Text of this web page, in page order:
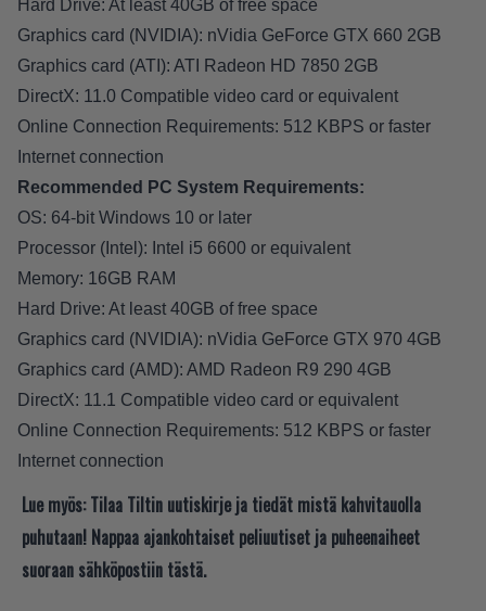
Hard Drive: At least 40GB of free space
Graphics card (NVIDIA): nVidia GeForce GTX 660 2GB
Graphics card (ATI): ATI Radeon HD 7850 2GB
DirectX: 11.0 Compatible video card or equivalent
Online Connection Requirements: 512 KBPS or faster
Internet connection
Recommended PC System Requirements:
OS: 64-bit Windows 10 or later
Processor (Intel): Intel i5 6600 or equivalent
Memory: 16GB RAM
Hard Drive: At least 40GB of free space
Graphics card (NVIDIA): nVidia GeForce GTX 970 4GB
Graphics card (AMD): AMD Radeon R9 290 4GB
DirectX: 11.1 Compatible video card or equivalent
Online Connection Requirements: 512 KBPS or faster
Internet connection
Lue myös: Tilaa Tiltin uutiskirje ja tiedät mistä kahvitauolla
puhutaan! Nappaa ajankohtaiset peliuutiset ja puheenaiheet
suoraan sähköpostiin tästä.